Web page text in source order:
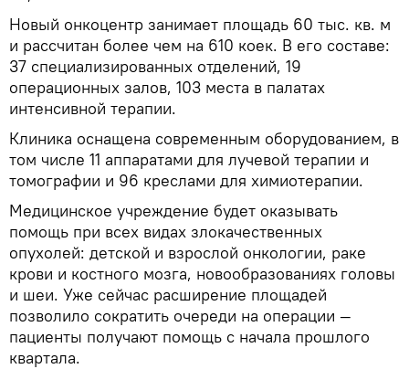
Новый онкоцентр занимает площадь 60 тыс. кв. м
и рассчитан более чем на 610 коек. В его составе:
37 специализированных отделений, 19
операционных залов, 103 места в палатах
интенсивной терапии.
Клиника оснащена современным оборудованием, в
том числе 11 аппаратами для лучевой терапии и
томографии и 96 креслами для химиотерапии.
Медицинское учреждение будет оказывать
помощь при всех видах злокачественных
опухолей: детской и взрослой онкологии, раке
крови и костного мозга, новообразованиях головы
и шеи. Уже сейчас расширение площадей
позволило сократить очереди на операции —
пациенты получают помощь с начала прошлого
квартала.